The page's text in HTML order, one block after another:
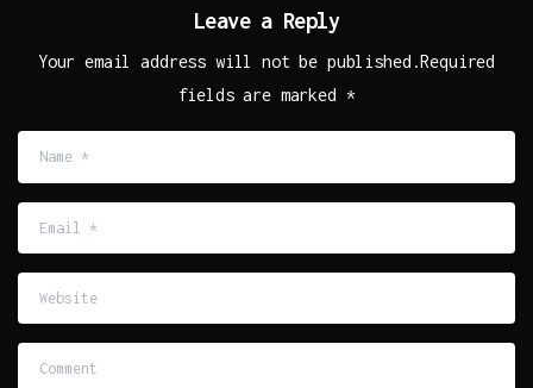
Leave a Reply
Your email address will not be published.Required
fields are marked *
*
Website